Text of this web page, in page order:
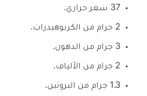
37 سعر حراري.
2 جرام من الكربوهيدرات.
3 جرام من الدهون.
2 جرام من الألياف.
1.3 جرام من البروتين.